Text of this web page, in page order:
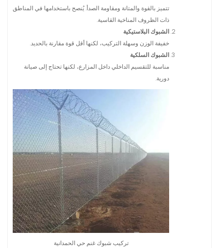
تتميز بالقوة والمتانة ومقاومة الصدأ. يُنصح باستخدامها في المناطق
ذات الظروف المناخية القاسية.
الشبوك البلاستيكية
خفيفة الوزن وسهلة التركيب، لكنها أقل قوة مقارنة بالحديد.
الشبوك السلكية
مناسبة للتقسيم الداخلي داخل المزارع، لكنها تحتاج إلى صيانة
دورية.
تركيب شبوك غنم حي الحمدانية